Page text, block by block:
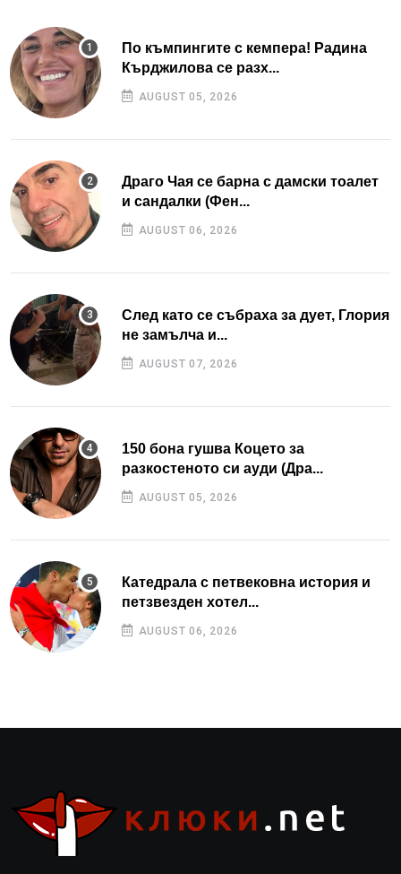
По къмпингите с кемпера! Радина
Кърджилова се разх...
AUGUST 05, 2026
Драго Чая се барна с дамски тоалет
и сандалки (Фен...
AUGUST 06, 2026
След като се събраха за дует, Глория
не замълча и...
AUGUST 07, 2026
150 бона гушва Коцето за
разкостеното си ауди (Дра...
AUGUST 05, 2026
Катедрала с петвековна история и
петзвезден хотел...
AUGUST 06, 2026